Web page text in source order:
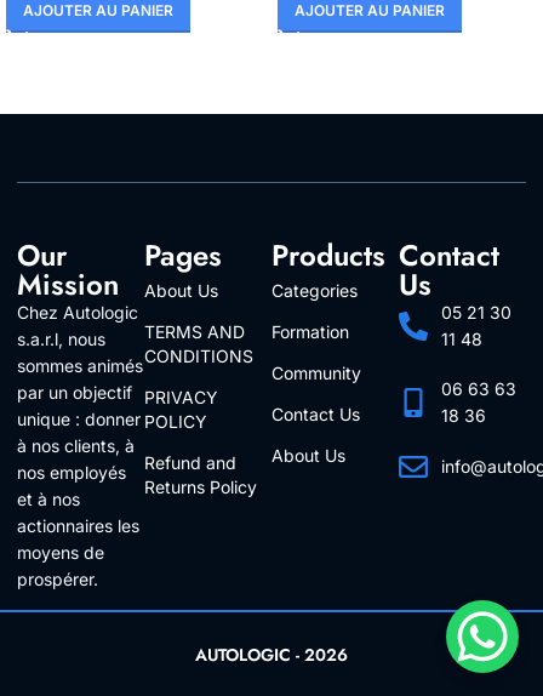
AJOUTER AU PANIER AJOUTER AU PANIER
Our
Mission
Chez Autologic
s.a.r.l, nous
sommes animés
par un objectif
unique : donner
à nos clients, à
nos employés
et à nos
actionnaires les
moyens de
prospérer.
Pages
About Us
TERMS AND
CONDITIONS
PRIVACY
POLICY
Refund and
Returns Policy
Products
Categories
Formation
Community
Contact Us
About Us
Contact
Us
05 21 30
11 48
06 63 63
18 36
AUTOLOGIC - 2026